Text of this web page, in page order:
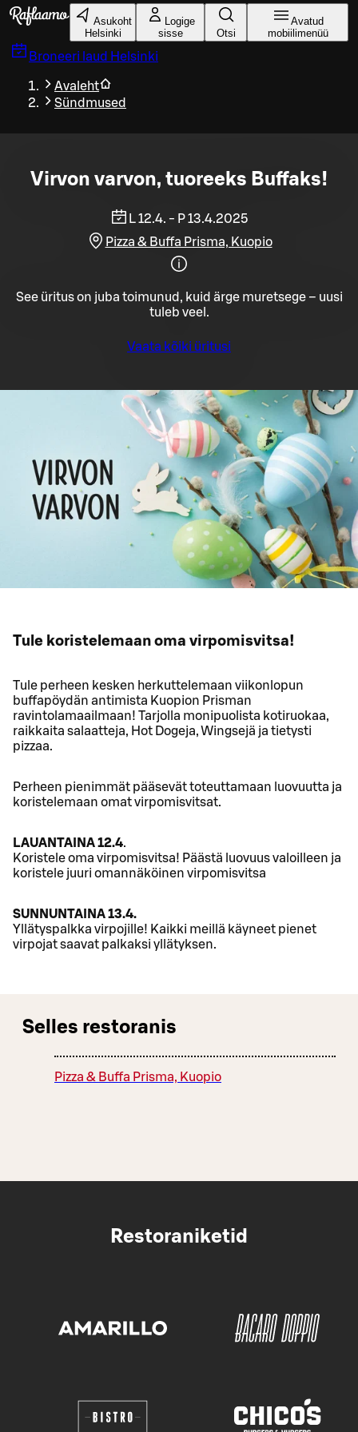
Liigu peamise sisu juurde
Asukoht
Helsinki
Logige
sisse
Otsi
Avatud
mobiilimenüü
Broneeri laud Helsinki
Avaleht
Sündmused
Virvon varvon, tuoreeks Buffaks!
L 12.4. - P 13.4.2025
Pizza & Buffa Prisma, Kuopio
See üritus on juba toimunud, kuid ärge muretsege – uusi
tuleb veel.
Vaata kõiki üritusi
Tule koristelemaan oma virpomisvitsa!
Tule perheen kesken herkuttelemaan viikonlopun
buffapöydän antimista Kuopion Prisman
ravintolamaailmaan! Tarjolla monipuolista kotiruokaa,
raikkaita salaatteja, Hot Dogeja, Wingsejä ja tietysti
pizzaa.
Perheen pienimmät pääsevät toteuttamaan luovuutta ja
koristelemaan omat virpomisvitsat.
LAUANTAINA 12.4.
Koristele oma virpomisvitsa! Päästä luovuus valoilleen ja
koristele juuri omannäköinen virpomisvitsa
SUNNUNTAINA 13.4.
Yllätyspalkka virpojille! Kaikki meillä käyneet pienet
virpojat saavat palkaksi yllätyksen.
Selles restoranis
Pizza & Buffa Prisma, Kuopio
Restoraniketid